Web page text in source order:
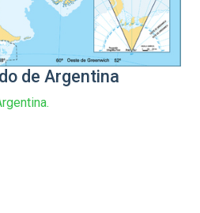
de Argentina